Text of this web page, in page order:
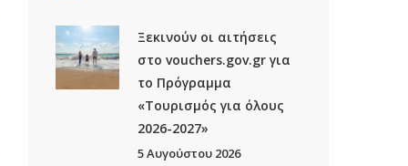
Ξεκινούν οι αιτήσεις
στο vouchers.gov.gr για
το Πρόγραμμα
«Τουρισμός για όλους
2026-2027»
5 Αυγούστου 2026